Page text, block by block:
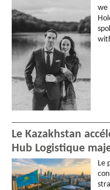
we
Le Kazakhstan
Hub Logistique
Le